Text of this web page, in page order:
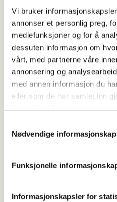
Vi bruker
annonser et personlig preg,
mediefunksjoner og for å
dessuten informasjon om
vårt, med partnerne våre
annonsering og
med annen informasjon du
eller som de har samlet inn
Nødvendige
Funksjonelle
Informasjonskapsler for
25. Aug 2026
Kl. 18.00 - 20.00
Arrangør
Vadsø JFF
leirdue med hagle.